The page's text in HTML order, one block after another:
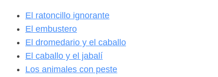
El ratoncillo ignorante
El embustero
El dromedario y el caballo
El caballo y el jabalí
Los animales con peste